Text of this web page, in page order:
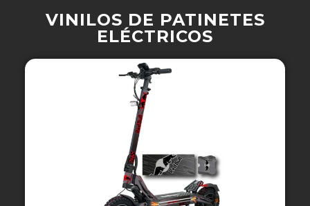
VINILOS DE PATINETES
ELÉCTRICOS